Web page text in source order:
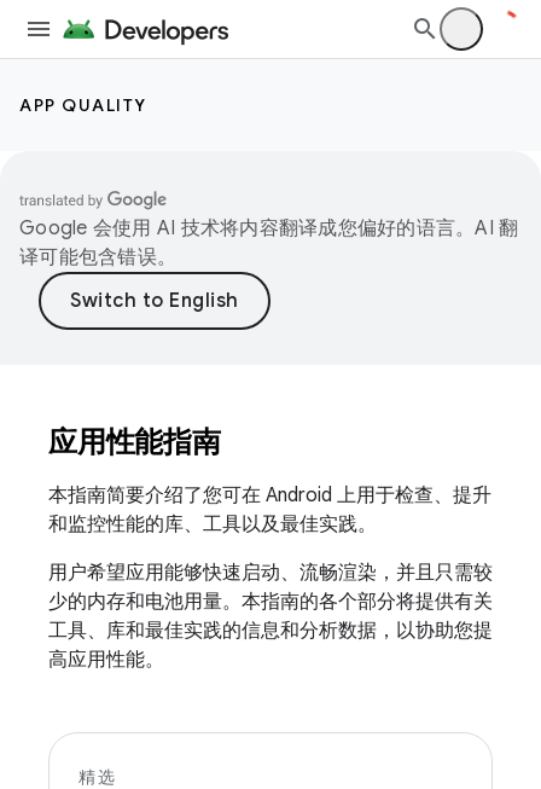
APP QUALITY
Google 会使用 AI 技术将内容翻译成您偏好的语言。AI 翻
译可能包含错误。
应用性能指南
本指南简要介绍了您可在 Android 上用于检查、提升
和监控性能的库、工具以及最佳实践。
用户希望应用能够快速启动、流畅渲染，并且只需较
少的内存和电池用量。本指南的各个部分将提供有关
工具、库和最佳实践的信息和分析数据，以协助您提
高应用性能。
精选